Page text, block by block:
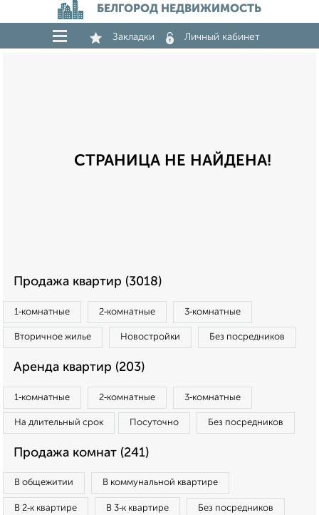
БЕЛГОРОД НЕДВИЖИМОСТЬ
Закладки Личный кабинет
СТРАНИЦА НЕ НАЙДЕНА!
Продажа квартир (3018)
1‑комнатные 2‑комнатные 3‑комнатные
Вторичное жилье Новостройки Без посредников
Аренда квартир (203)
1‑комнатные 2‑комнатные 3‑комнатные
На длительный срок Посуточно Без посредников
Продажа комнат (241)
В общежитии В коммунальной квартире
В 2‑к квартире В 3‑к квартире Без посредников